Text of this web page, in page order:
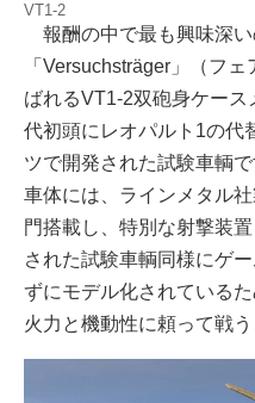
VT1-2
報酬の中で最も興味深い
「Versuchsträger」（フ
ばれるVT1-2双砲身ケー
代初頭にレオパルト1の代
ツで開発された試験車輌
車体には、ラインメタル
門搭載し、特別な射撃装
された試験車輌同様にゲ
ずにモデル化されている
火力と機動性に頼って戦う